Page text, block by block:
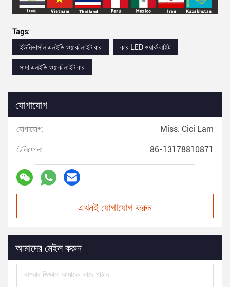
Tags:
ইউনিভার্সাল এলইডি ওয়ার্ক লাইট বার
কার LED ওয়ার্ক লাইট
সাদা এলইডি ওয়ার্ক লাইট বার
যোগাযোগ
যোগাযোগ: Miss. Cici Lam
টেলিফোন: 86-13178810871
এখনই যোগাযোগ করুন
আমাদের মেইল করুন